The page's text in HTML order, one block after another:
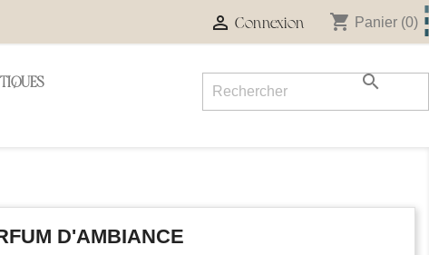
 Connexion shopping_cart Panier (0)

D'AMBIANCE